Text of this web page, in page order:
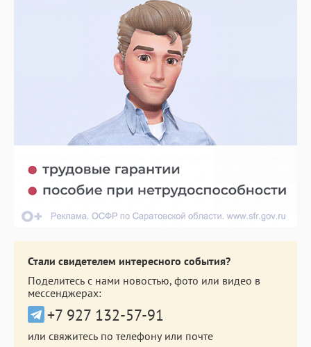
Стали свидетелем интересного события?
Поделитесь с нами новостью, фото или видео в
мессенджерах:
+7 927 132-57-91
или свяжитесь по телефону или почте